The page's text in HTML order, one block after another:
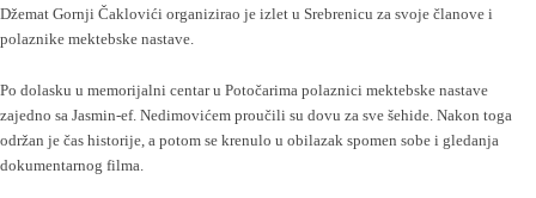
Džemat Gornji Čaklovići organizirao je izlet u Srebrenicu za svoje članove i
polaznike mektebske nastave.
Po dolasku u memorijalni centar u Potočarima polaznici mektebske nastave
zajedno sa Jasmin-ef. Nedimovićem proučili su dovu za sve šehide. Nakon toga
održan je čas historije, a potom se krenulo u obilazak spomen sobe i gledanja
dokumentarnog filma.